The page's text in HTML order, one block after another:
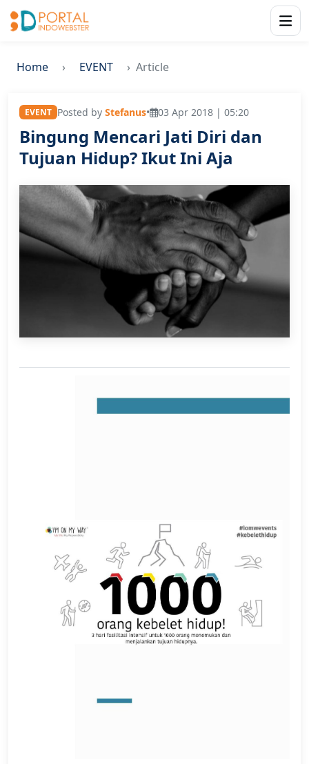
Home EVENT Article
EVENT Posted by Stefanus• 03 Apr 2018 | 05:20
Bingung Mencari Jati Diri dan
Tujuan Hidup? Ikut Ini Aja